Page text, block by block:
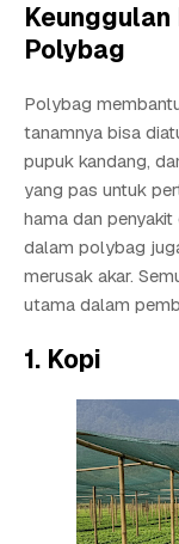
Polybag
Polybag
tanamnya bisa
pupuk kandang,
yang pas untuk
hama dan
dalam polybag
merusak akar.
utama dalam
1. Kopi